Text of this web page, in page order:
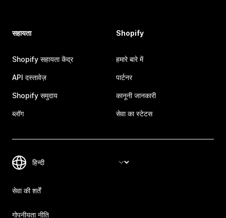
सहायता
Shopify सहायता केंद्र
API दस्तावेज़
Shopify समुदाय
ब्लॉग
Shopify
हमारे बारे में
पार्टनर
कानूनी जानकारी
सेवा का स्टेटस
सेवा की शर्तें
गोपनीयता नीति